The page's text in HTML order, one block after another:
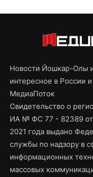
Новости Йошкар-Олы
интересное в России
МедиаПоток
Свидетельство о
ИА № ФС 77 - 82389 от
2021 года выдано
службы по надзору в
информационных
массовых